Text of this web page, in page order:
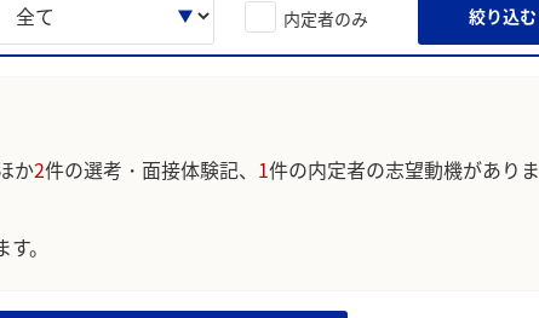
内定者のみ 絞り込む
か2件の選考・面接体験記、 1件の内定者の志望動機がありま
。